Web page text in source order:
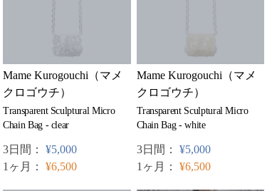
Mame Kurogouchi（マメ
クロゴウチ）
Transparent Sculptural Micro
Chain Bag - clear
3日間： ¥5,000
1ヶ月： ¥6,500
Mame Kurogouchi（マメ
クロゴウチ）
Transparent Sculptural Micro
Chain Bag - white
3日間： ¥5,000
1ヶ月： ¥6,500